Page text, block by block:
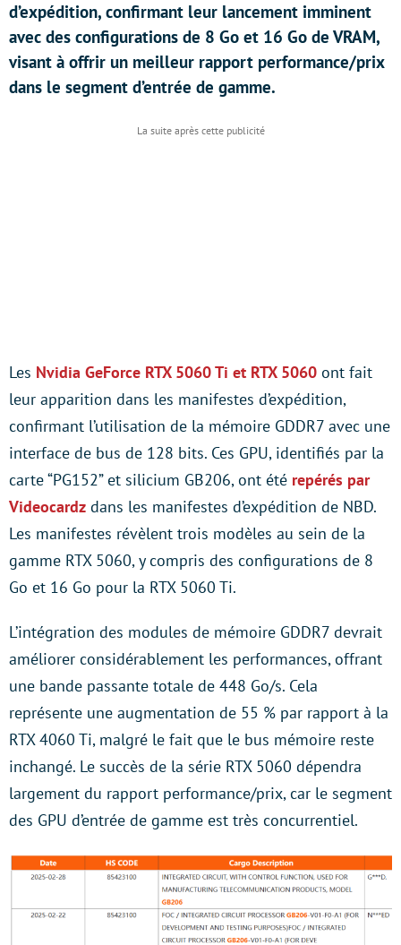
d’expédition, confirmant leur lancement imminent
avec des configurations de 8 Go et 16 Go de VRAM,
visant à offrir un meilleur rapport performance/prix
dans le segment d’entrée de gamme.
Les Nvidia GeForce RTX 5060 Ti et RTX 5060 ont fait
leur apparition dans les manifestes d’expédition,
confirmant l’utilisation de la mémoire GDDR7 avec une
interface de bus de 128 bits. Ces GPU, identifiés par la
carte “PG152” et silicium GB206, ont été repérés par
Videocardz dans les manifestes d’expédition de NBD.
Les manifestes révèlent trois modèles au sein de la
gamme RTX 5060, y compris des configurations de 8
Go et 16 Go pour la RTX 5060 Ti.
L’intégration des modules de mémoire GDDR7 devrait
améliorer considérablement les performances, offrant
une bande passante totale de 448 Go/s. Cela
représente une augmentation de 55 % par rapport à la
RTX 4060 Ti, malgré le fait que le bus mémoire reste
inchangé. Le succès de la série RTX 5060 dépendra
largement du rapport performance/prix, car le segment
des GPU d’entrée de gamme est très concurrentiel.